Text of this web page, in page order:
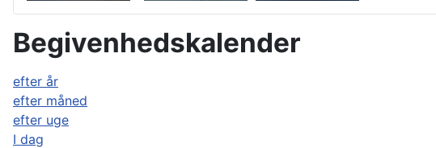
Begivenhedskalender
efter år
efter måned
efter uge
I dag